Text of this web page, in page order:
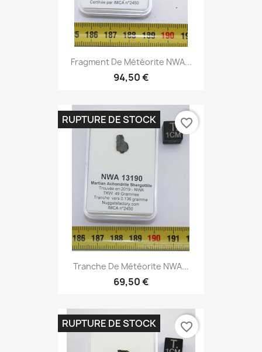
Fragment De Météorite NWA...
94,50 €
Tranche De Météorite NWA...
69,50 €
RUPTURE DE STOCK favorite_border
RUPTURE DE STOCK favorite_border